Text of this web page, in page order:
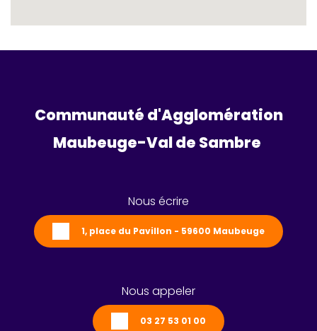
Communauté d'Agglomération
Maubeuge-Val de Sambre
Nous écrire
1, place du Pavillon - 59600 Maubeuge
Nous appeler
03 27 53 01 00